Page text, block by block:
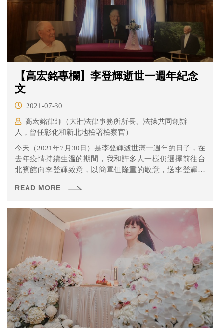
【高宏銘專欄】李登輝逝世一週年紀念
文
2021-07-30
高宏銘律師（大壯法律事務所所長、法操共同創辦
人，曾任彰化和新北地檢署檢察官）
今天（2021年7月30日）是李登輝逝世滿一週年的日子，在
去年疫情持續生溫的期間，我和許多人一樣仍選擇前往台
北賓館向李登輝致意，以簡單但隆重的敬意，送李登輝一
READ MORE